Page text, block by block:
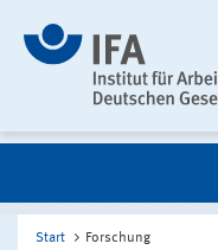
Start Forschung